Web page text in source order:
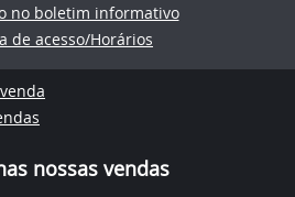
no boletim informativo
de acesso/Horários
nossas vendas